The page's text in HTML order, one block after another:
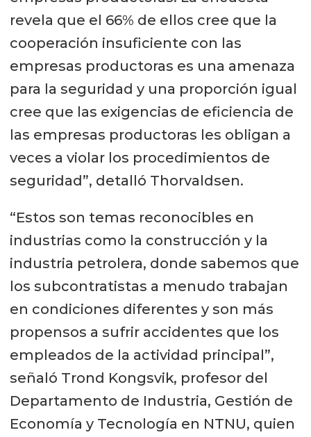
revela que el 66% de ellos cree que la
cooperación insuficiente con las
empresas productoras es una amenaza
para la seguridad y una proporción igual
cree que las exigencias de eficiencia de
las empresas productoras les obligan a
veces a violar los procedimientos de
seguridad”, detalló Thorvaldsen.
“Estos son temas reconocibles en
industrias como la construcción y la
industria petrolera, donde sabemos que
los subcontratistas a menudo trabajan
en condiciones diferentes y son más
propensos a sufrir accidentes que los
empleados de la actividad principal”,
señaló Trond Kongsvik, profesor del
Departamento de Industria, Gestión de
Economía y Tecnología en NTNU, quien